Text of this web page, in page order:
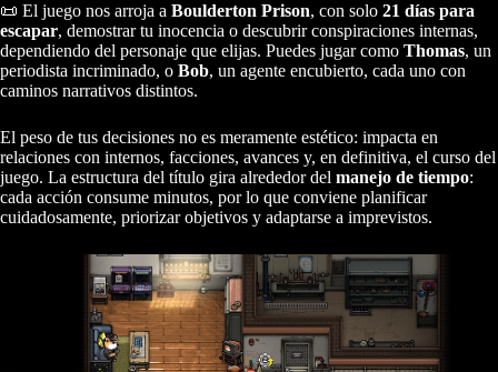
📜 El juego nos arroja a Boulderton Prison, con solo 21 días para
escapar, demostrar tu inocencia o descubrir conspiraciones internas,
dependiendo del personaje que elijas. Puedes jugar como Thomas, un
periodista incriminado, o Bob, un agente encubierto, cada uno con
caminos narrativos distintos.
El peso de tus decisiones no es meramente estético: impacta en
relaciones con internos, facciones, avances y, en definitiva, el curso del
juego. La estructura del título gira alrededor del manejo de tiempo:
cada acción consume minutos, por lo que conviene planificar
cuidadosamente, priorizar objetivos y adaptarse a imprevistos.